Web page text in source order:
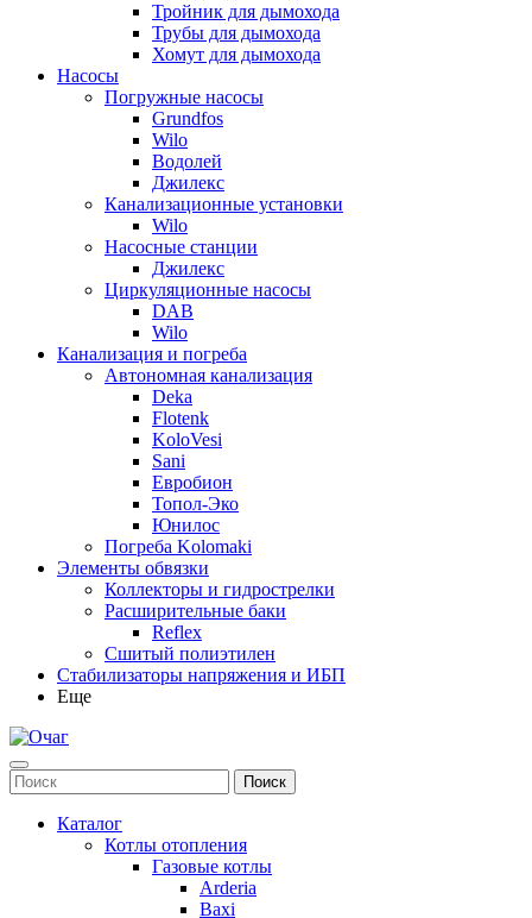
Тройник для дымохода
Трубы для дымохода
Хомут для дымохода
Насосы
Погружные насосы
Grundfos
Wilo
Водолей
Джилекс
Канализационные установки
Wilo
Насосные станции
Джилекс
Циркуляционные насосы
DAB
Wilo
Канализация и погреба
Автономная канализация
Deka
Flotenk
KoloVesi
Sani
Евробион
Топол-Эко
Юнилос
Погреба Kolomaki
Элементы обвязки
Коллекторы и гидрострелки
Расширительные баки
Reflex
Сшитый полиэтилен
Стабилизаторы напряжения и ИБП
Еще
Каталог
Котлы отопления
Газовые котлы
Arderia
Baxi